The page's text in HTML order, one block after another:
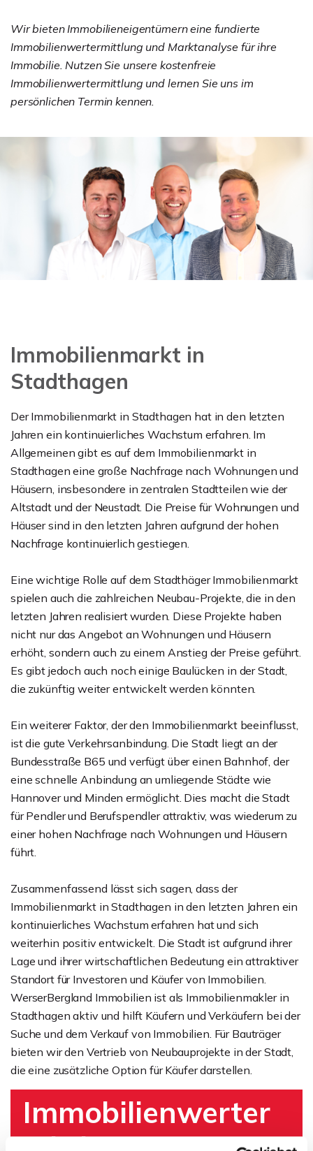
Wir bieten Immobilieneigentümern eine fundierte
Immobilienwertermittlung und Marktanalyse für ihre
Immobilie. Nutzen Sie unsere kostenfreie
Immobilienwertermittlung und lernen Sie uns im
persönlichen Termin kennen.
Immobilienmarkt in
Stadthagen
Der Immobilienmarkt in Stadthagen hat in den letzten
Jahren ein kontinuierliches Wachstum erfahren. Im
Allgemeinen gibt es auf dem Immobilienmarkt in
Stadthagen eine große Nachfrage nach Wohnungen und
Häusern, insbesondere in zentralen Stadtteilen wie der
Altstadt und der Neustadt. Die Preise für Wohnungen und
Häuser sind in den letzten Jahren aufgrund der hohen
Nachfrage kontinuierlich gestiegen.
Eine wichtige Rolle auf dem Stadthäger Immobilienmarkt
spielen auch die zahlreichen Neubau-Projekte, die in den
letzten Jahren realisiert wurden. Diese Projekte haben
nicht nur das Angebot an Wohnungen und Häusern
erhöht, sondern auch zu einem Anstieg der Preise geführt.
Es gibt jedoch auch noch einige Baulücken in der Stadt,
die zukünftig weiter entwickelt werden könnten.
Ein weiterer Faktor, der den Immobilienmarkt beeinflusst,
ist die gute Verkehrsanbindung. Die Stadt liegt an der
Bundesstraße B65 und verfügt über einen Bahnhof, der
eine schnelle Anbindung an umliegende Städte wie
Hannover und Minden ermöglicht. Dies macht die Stadt
für Pendler und Berufspendler attraktiv, was wiederum zu
einer hohen Nachfrage nach Wohnungen und Häusern
führt.
Zusammenfassend lässt sich sagen, dass der
Immobilienmarkt in Stadthagen in den letzten Jahren ein
kontinuierliches Wachstum erfahren hat und sich
weiterhin positiv entwickelt. Die Stadt ist aufgrund ihrer
Lage und ihrer wirtschaftlichen Bedeutung ein attraktiver
Standort für Investoren und Käufer von Immobilien.
WerserBergland Immobilien ist als Immobilienmakler in
Stadthagen aktiv und hilft Käufern und Verkäufern bei der
Suche und dem Verkauf von Immobilien. Für Bauträger
bieten wir den Vertrieb von Neubauprojekte in der Stadt,
die eine zusätzliche Option für Käufer darstellen.
Immobilienwerter